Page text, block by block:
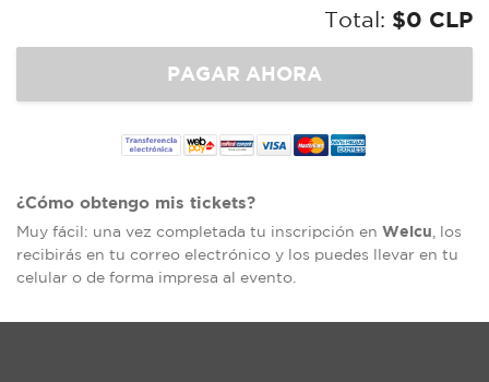
Total: $0 CLP
¿Cómo obtengo mis tickets?
Muy fácil: una vez completada tu inscripción en Welcu , los
recibirás en tu correo electrónico y los puedes llevar en tu
celular o de forma impresa al evento.